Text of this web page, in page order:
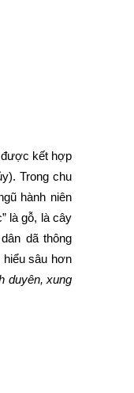
kết hợp
Trong chu
hành niên
là gỗ, là cây
dã thông
sâu hơn
duyên, xung